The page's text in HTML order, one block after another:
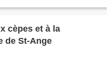
cèpes et à la
de St-Ange